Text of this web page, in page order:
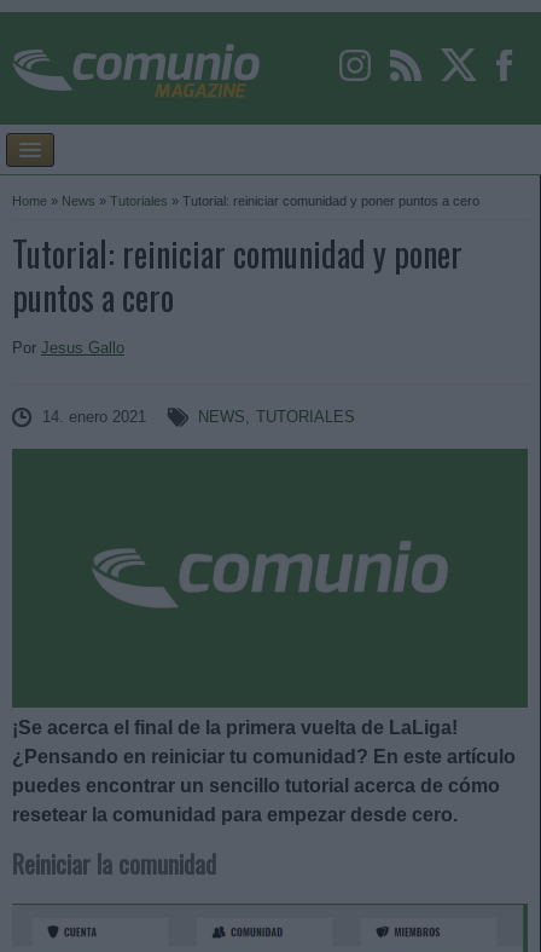
Home » News » Tutoriales » Tutorial: reiniciar comunidad y poner puntos a cero
Tutorial: reiniciar comunidad y poner
puntos a cero
Por Jesus Gallo
14. enero 2021 NEWS, TUTORIALES
¡Se acerca el final de la primera vuelta de LaLiga!
¿Pensando en reiniciar tu comunidad? En este artículo
puedes encontrar un sencillo tutorial acerca de cómo
resetear la comunidad para empezar desde cero.
Reiniciar la comunidad